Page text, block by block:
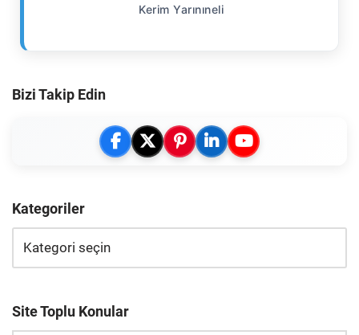
Kerim Yarınıneli
Bizi Takip Edin
Kategoriler
Site Toplu Konular